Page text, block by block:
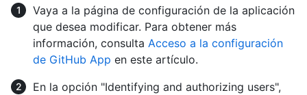
Vaya a la página de configuración de la aplicación
que desea modificar. Para obtener más
información, consulta Acceso a la configuración
de GitHub App en este artículo.
En la opción "Identifying and authorizing users",